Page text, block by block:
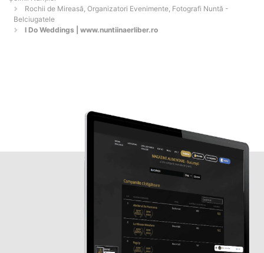
Rochii de Mireasă, Organizatori Evenimente, Fotografi Nuntă -
Belciugatele
I Do Weddings | www.nuntiinaerliber.ro